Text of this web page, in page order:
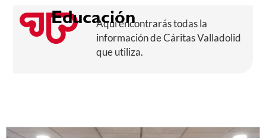
EducaciónAquí encontrarás todas la
información de Cáritas Valladolid
que utiliza.